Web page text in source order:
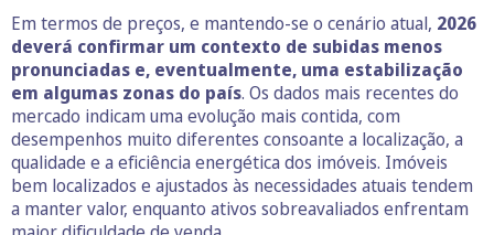
Em termos de preços, e mantendo-se o cenário atual, 2026
deverá confirmar um contexto de subidas menos
pronunciadas e, eventualmente, uma estabilização
em algumas zonas do país. Os dados mais recentes do
mercado indicam uma evolução mais contida, com
desempenhos muito diferentes consoante a localização, a
qualidade e a eficiência energética dos imóveis. Imóveis
bem localizados e ajustados às necessidades atuais tendem
a manter valor, enquanto ativos sobreavaliados enfrentam